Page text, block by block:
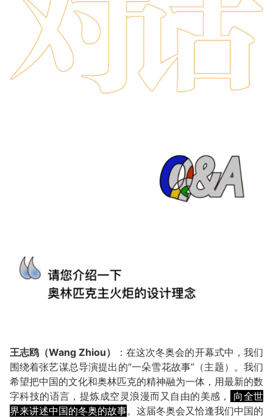
王志鸥（Wang Zhiou）
：在这次冬奥会的开幕式中，我们
围绕着张艺谋总导演提出的“一朵雪花故事”（主题）。我们
希望把中国的文化和奥林匹克的精神融为一体，用最新的数
字科技的语言，提炼成空灵浪漫而又自由的美感，
向全世
界来讲述中国的冬奥的故事。这届冬奥会又恰逢我们中国的